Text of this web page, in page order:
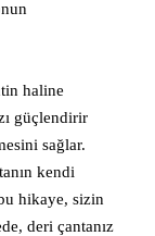
haline
güçlendirir
sağlar.
kendi
hikaye, sizin
deri çantanız